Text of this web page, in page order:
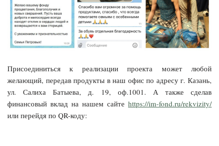
Присоединиться к реализации проекта может любой
желающий, передав продукты в наш офис по адресу г. Казань,
ул. Салиха Батыева, д. 19, оф.1001. А также сделав
финансовый вклад на нашем сайте https://im-fond.ru/rekvizity/
или перейдя по QR-коду: